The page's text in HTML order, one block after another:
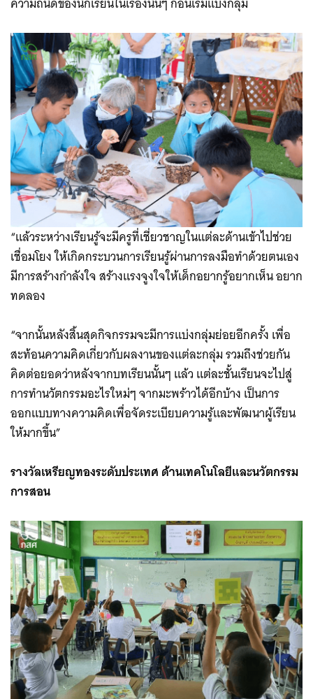
“แล้วระหว่างเรียนรู้จะมีครูที่เชี่ยวชาญในแต่ละด้านเข้าไปช่วย
เชื่อมโยง ให้เกิดกระบวนการเรียนรู้ผ่านการลงมือทำด้วยตนเอง
มีการสร้างกำลังใจ สร้างแรงจูงใจให้เด็กอยากรู้อยากเห็น อยาก
ทดลอง
“จากนั้นหลังสิ้นสุดกิจกรรมจะมีการแบ่งกลุ่มย่อยอีกครั้ง เพื่อ
สะท้อนความคิดเกี่ยวกับผลงานของแต่ละกลุ่ม รวมถึงช่วยกัน
คิดต่อยอดว่าหลังจากบทเรียนนั้นๆ แล้ว แต่ละชั้นเรียนจะไปสู่
การทำนวัตกรรมอะไรใหม่ๆ จากมะพร้าวได้อีกบ้าง เป็นการ
ออกแบบทางความคิดเพื่อจัดระเบียบความรู้และพัฒนาผู้เรียน
ให้มากขึ้น”
รางวัลเหรียญทองระดับประเทศ ด้านเทคโนโลยีและนวัตกรรม
การสอน